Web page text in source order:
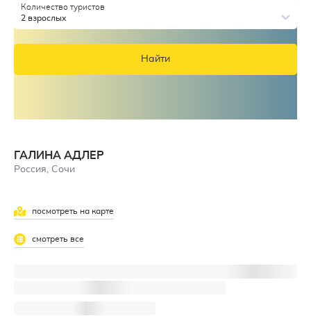
Количество туристов
2 взрослых
Найти
ГАЛИНА АДЛЕР
Россия, Сочи
посмотреть на карте
смотреть все